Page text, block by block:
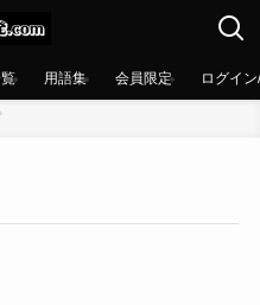
用語集 会員限定 ログイ